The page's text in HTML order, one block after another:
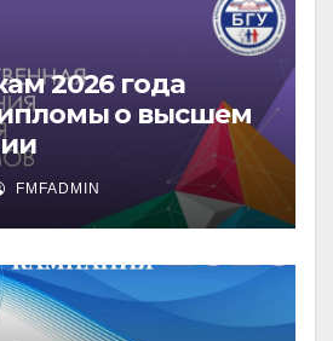
2026 года
о высшем
FMFADMIN